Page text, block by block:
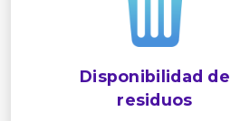
Disponibilidad de
residuos